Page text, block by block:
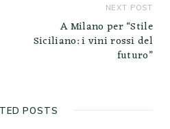
NEXT POST
A Milano per “Stile
Siciliano: i vini rossi del
futuro”
POSTS